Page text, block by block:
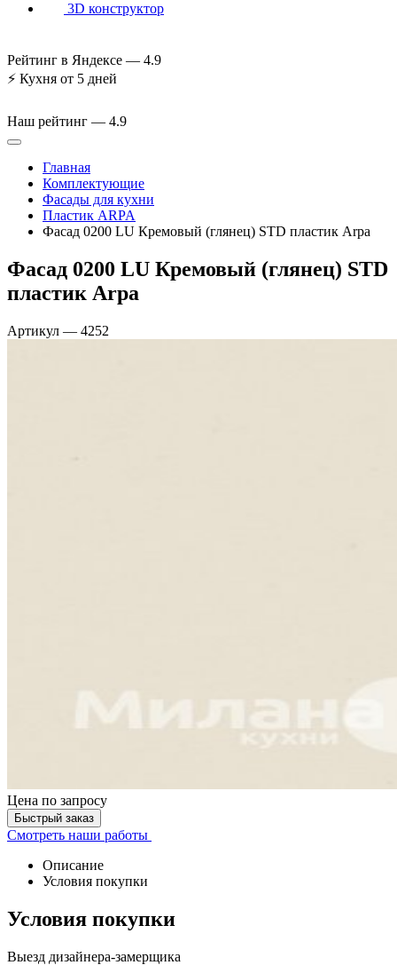
3D конструктор
Рейтинг в Яндексе — 4.9
⚡ Кухня от 5 дней
Наш рейтинг — 4.9
Главная
Комплектующие
Фасады для кухни
Пластик ARPA
Фасад 0200 LU Кремовый (глянец) STD пластик Arpa
Фасад 0200 LU Кремовый (глянец) STD
пластик Arpa
Артикул — 4252
Цена по запросу
Быстрый заказ
Смотреть наши работы
Описание
Условия покупки
Условия покупки
Выезд дизайнера-замерщика